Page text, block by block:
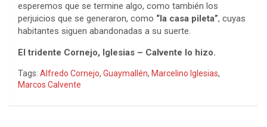
esperemos que se termine algo, como también los
perjuicios que se generaron, como “la casa pileta”, cuyas
habitantes siguen abandonadas a su suerte.
El tridente Cornejo, Iglesias – Calvente lo hizo.
Tags: Alfredo Cornejo, Guaymallén, Marcelino Iglesias,
Marcos Calvente